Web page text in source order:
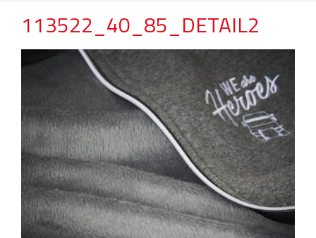
113522_40_85_DETAIL2